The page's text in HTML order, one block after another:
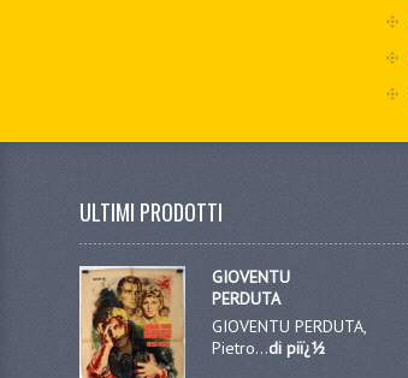
ULTIMI PRODOTTI
GIOVENTU
PERDUTA
GIOVENTU PERDUTA,
Pietro...di piï¿½